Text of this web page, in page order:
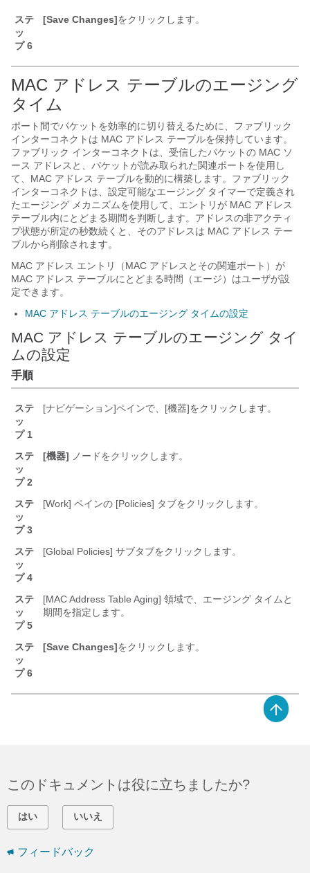
ステ
ッ
プ 6
[Save Changes]をクリックします。
MAC アドレス テーブルのエージング
タイム
ポート間でパケットを効率的に切り替えるために、ファブリック
インターコネクトは MAC アドレス テーブルを保持しています。
ファブリック インターコネクトは、受信したパケットの MAC ソ
ース アドレスと、パケットが読み取られた関連ポートを使用し
て、MAC アドレス テーブルを動的に構築します。ファブリック
インターコネクトは、設定可能なエージング タイマーで定義され
たエージング メカニズムを使用して、エントリが MAC アドレス
テーブル内にとどまる期間を判断します。アドレスの非アクティ
ブ状態が所定の秒数続くと、そのアドレスは MAC アドレス テー
ブルから削除されます。
MAC アドレス エントリ（MAC アドレスとその関連ポート）が
MAC アドレス テーブルにとどまる時間（エージ）はユーザが設
定できます。
MAC アドレス テーブルのエージング タイムの設定
MAC アドレス テーブルのエージング タイ
ムの設定
手順
ステ
ッ
プ 1
[ナビゲーション]ペインで、[機器]をクリックします。
ステ
ッ
プ 2
[機器] ノードをクリックします。
ステ
ッ
プ 3
[Work] ペインの [Policies] タブをクリックします。
ステ
ッ
プ 4
[Global Policies] サブタブをクリックします。
ステ
ッ
プ 5
[MAC Address Table Aging] 領域で、エージング タイムと
期間を指定します。
ステ
ッ
プ 6
[Save Changes]をクリックします。
このドキュメントは役に立ちましたか?
はい いいえ
フィードバック